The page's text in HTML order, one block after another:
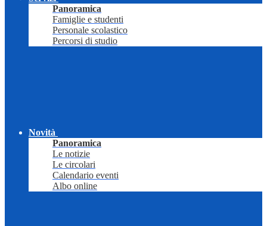
Panoramica
Famiglie e studenti
Personale scolastico
Percorsi di studio
Novità
Panoramica
Le notizie
Le circolari
Calendario eventi
Albo online